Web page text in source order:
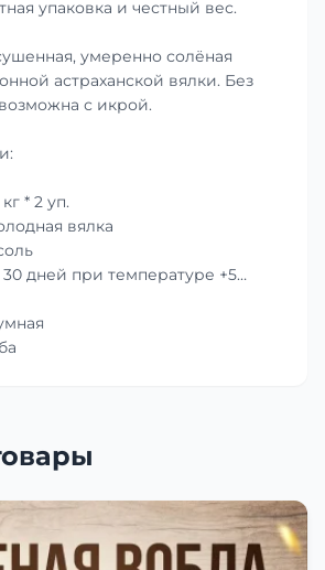
упаковка и честный вес.
умеренно солёная
астраханской вялки. Без
с икрой.
* 2 уп.
вялка
дней при температуре +5…